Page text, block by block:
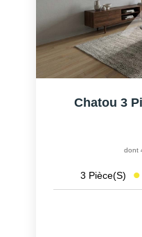
Chatou 3
dont
3 Pièce(s)